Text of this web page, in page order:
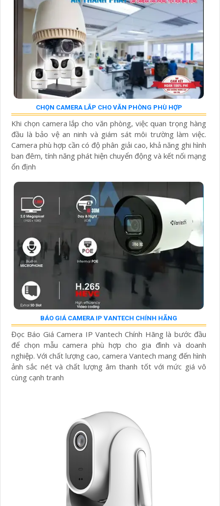
CHỌN CAMERA LẮP CHO VĂN PHÒNG PHÙ HỢP
Khi chọn camera lắp cho văn phòng, việc quan trọng hàng
đầu là bảo vệ an ninh và giám sát môi trường làm việc.
Camera phù hợp cần có độ phân giải cao, khả năng ghi hình
ban đêm, tính năng phát hiện chuyển động và kết nối mạng
ổn định
BÁO GIÁ CAMERA IP VANTECH CHÍNH HÃNG
Đọc Báo Giá Camera IP Vantech Chính Hãng là bước đầu
để chọn mẫu camera phù hợp cho gia đình và doanh
nghiệp. Với chất lượng cao, camera Vantech mang đến hình
ảnh sắc nét và chất lượng âm thanh tốt với mức giá vô
cùng cạnh tranh